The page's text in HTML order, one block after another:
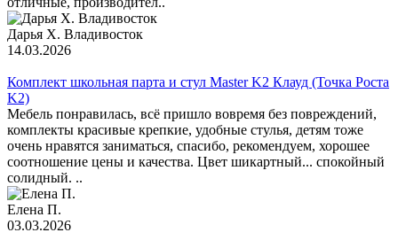
Дарья Х. Владивосток
14.03.2026
Комплект школьная парта и стул Master K2 Клауд (Точка Роста
K2)
Мебель понравилась, всё пришло вовремя без повреждений,
комплекты красивые крепкие, удобные стулья, детям тоже
очень нравятся заниматься, спасибо, рекомендуем, хорошее
соотношение цены и качества. Цвет шикартный... спокойный
солидный. ..
Елена П.
03.03.2026